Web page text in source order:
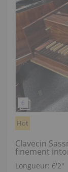
Hot
Clavecin
finement
Longueur: 6′2″